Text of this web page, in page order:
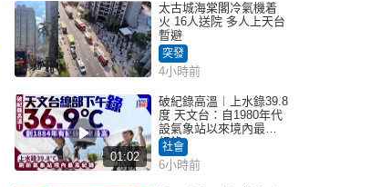
太古城海棠閣冷氣機着
火 16人送院 多人上天台
暫避
突發
4小時前
01:02
破紀錄高溫︱上水錄39.8
度 天文台：自1980年代
設氣象站以來境內最高
紀錄
社會
6小時前